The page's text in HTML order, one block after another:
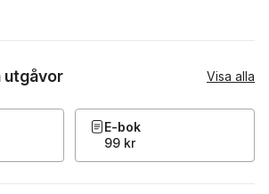
utgåvor Visa alla
E-bok
99 kr